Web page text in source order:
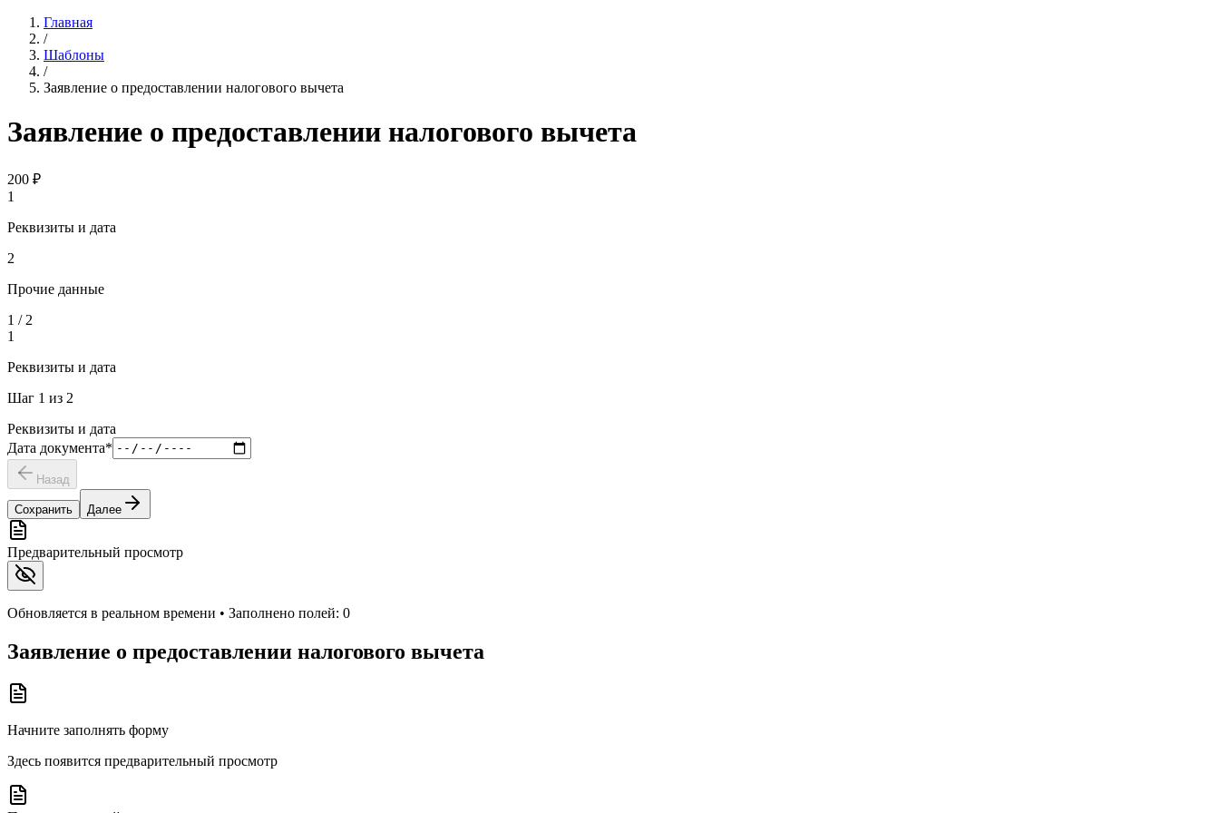
Главная
/
Шаблоны
/
Заявление о предоставлении налогового вычета
Заявление о предоставлении налогового вычета
200 ₽
1
Реквизиты и дата
2
Прочие данные
1 / 2
1
Реквизиты и дата
Шаг 1 из 2
Реквизиты и дата
Дата документа*
Назад
Сохранить Далее
Предварительный просмотр
Обновляется в реальном времени • Заполнено полей: 0
Заявление о предоставлении налогового вычета
Начните заполнять форму
Здесь появится предварительный просмотр